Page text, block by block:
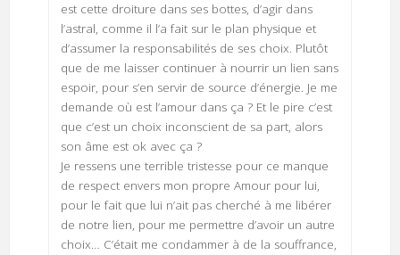
est cette droiture dans ses bottes, d’agir dans
l’astral, comme il l’a fait sur le plan physique et
d’assumer la responsabilités de ses choix. Plutôt
que de me laisser continuer à nourrir un lien sans
espoir, pour s’en servir de source d’énergie. Je me
demande où est l’amour dans ça ? Et le pire c’est
que c’est un choix inconscient de sa part, alors
son âme est ok avec ça ?
Je ressens une terrible tristesse pour ce manque
de respect envers mon propre Amour pour lui,
pour le fait que lui n’ait pas cherché à me libérer
de notre lien, pour me permettre d’avoir un autre
choix… C’était me condammer à de la souffrance,